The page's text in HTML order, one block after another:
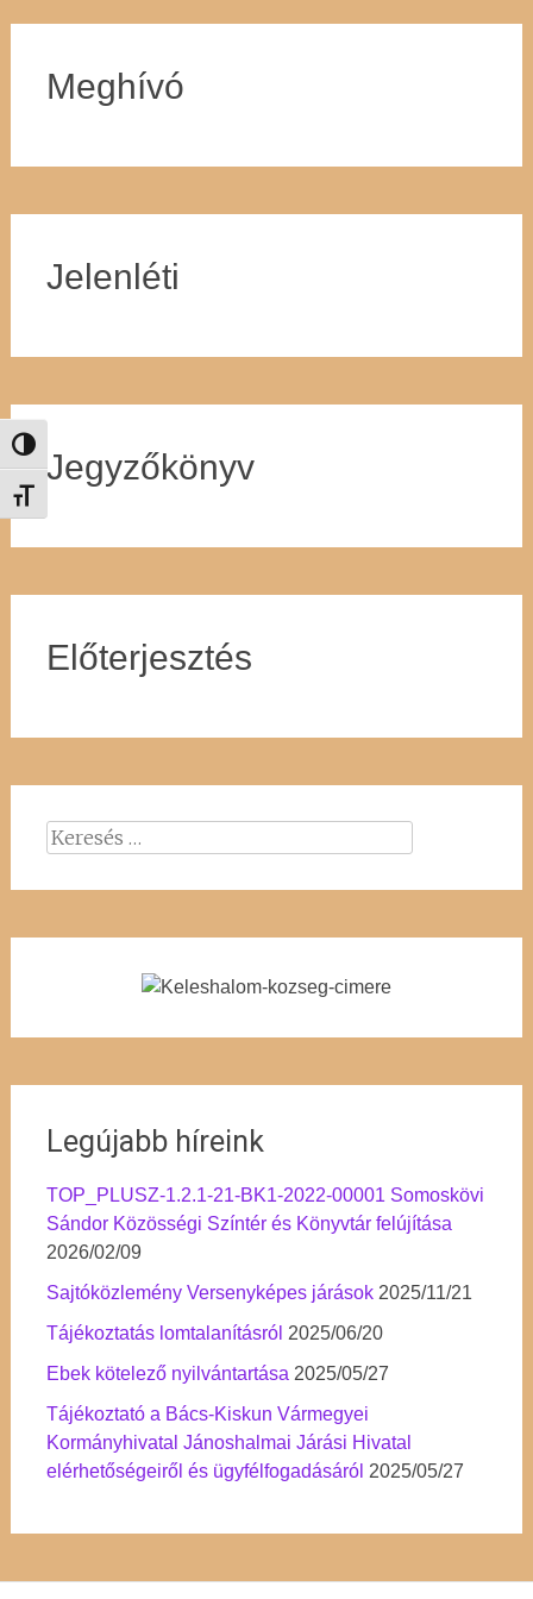
Nagy kontraszt váltása
Betűméret váltása
Meghívó
Jelenléti
Jegyzőkönyv
Előterjesztés
Keresés:
Legújabb híreink
TOP_PLUSZ-1.2.1-21-BK1-2022-00001 Somoskövi
Sándor Közösségi Színtér és Könyvtár felújítása
2026/02/09
Sajtóközlemény Versenyképes járások 2025/11/21
Tájékoztatás lomtalanításról 2025/06/20
Ebek kötelező nyilvántartása 2025/05/27
Tájékoztató a Bács-Kiskun Vármegyei
Kormányhivatal Jánoshalmai Járási Hivatal
elérhetőségeiről és ügyfélfogadásáról 2025/05/27